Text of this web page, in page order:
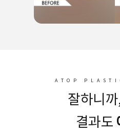
ATOP
잘하니
결과도